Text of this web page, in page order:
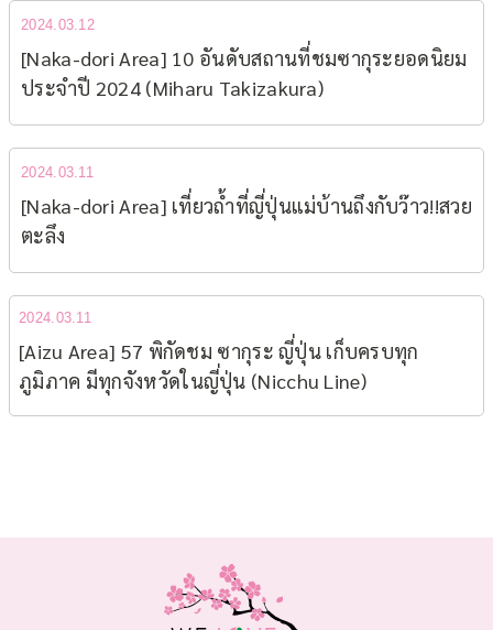
2024.03.12
[Naka-dori Area] 10 อันดับสถานที่ชมซากุระยอดนิยม​
ประจำปี 2024 (Miharu Takizakura)
2024.03.11
[Naka-dori Area] เที่ยวถ้ำที่ญี่ปุ่นแม่บ้านถึงกับว๊าว!!สวย
ตะลึง
2024.03.11
[Aizu Area] 57 พิกัดชม ซากุระ ญี่ปุ่น เก็บครบทุก
ภูมิภาค มีทุกจังหวัดในญี่ปุ่น (Nicchu Line)